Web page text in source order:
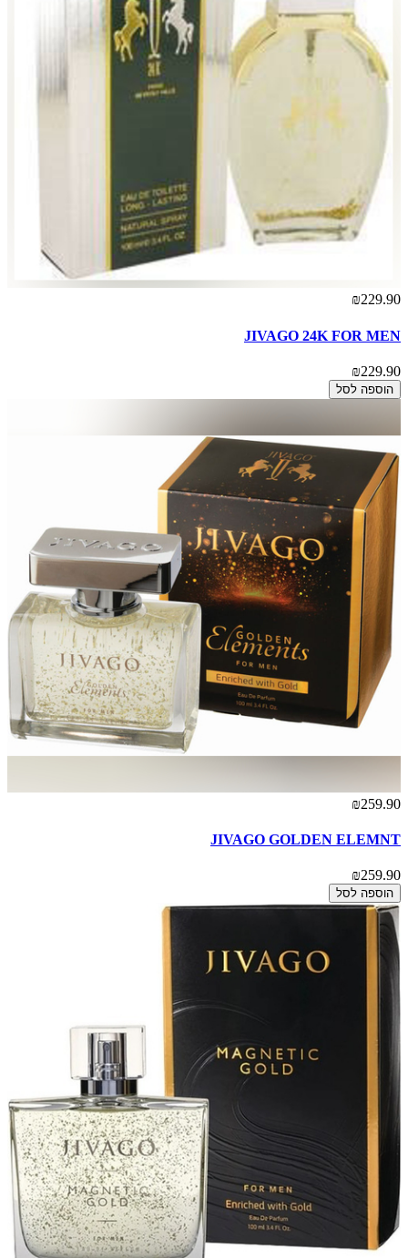
₪229.90
JIVAGO 24K FOR MEN
₪229.90
הוספה לסל
₪259.90
JIVAGO GOLDEN ELEMNT
₪259.90
הוספה לסל